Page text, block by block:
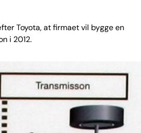
Toyota, at firmaet vil bygge en
i 2012.